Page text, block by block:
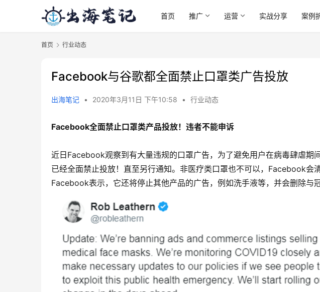
首页 推广 运营 实战分享 案例
首页 行业动态
Facebook与谷歌都全面禁止口罩类广告投放
出海笔记 • 2020年3月11日 下午10:58 • 行业动态
Facebook全面禁止口罩类产品投放！违者不能申诉
近日Facebook观察到有大量违规的口罩广告，为了避免用户在病毒肆虐期
已经全面禁止投放！直至另行通知。非医疗类口罩也不可以，Facebook会
Facebook表示，它还将停止其他产品的广告，例如洗手液等，并会删除与